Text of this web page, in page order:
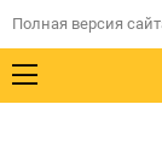
Полная версия